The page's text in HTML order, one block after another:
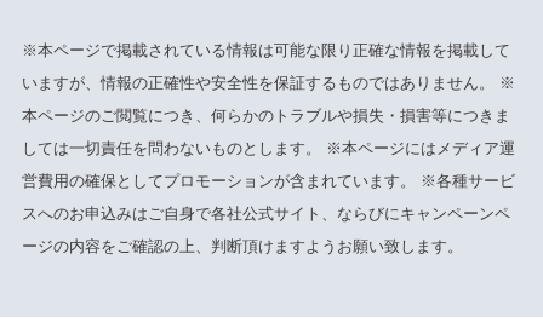
※本ページで掲載されている情報は可能な限り正確な情報を掲載して
いますが、情報の正確性や安全性を保証するものではありません。 ※
本ページのご閲覧につき、何らかのトラブルや損失・損害等につきま
しては一切責任を問わないものとします。 ※本ページにはメディア運
営費用の確保としてプロモーションが含まれています。 ※各種サービ
スへのお申込みはご自身で各社公式サイト、ならびにキャンペーンペ
ージの内容をご確認の上、判断頂けますようお願い致します。